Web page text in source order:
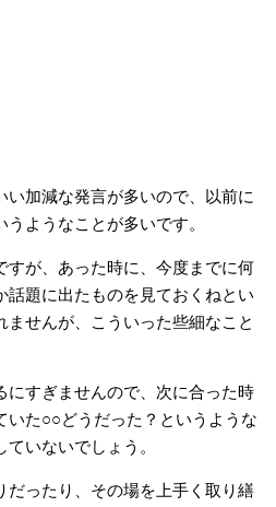
い加減な発言が多いので、以前に
ようなことが多いです。
すが、あった時に、今度までに何
話題に出たものを見ておくねとい
ませんが、こういった些細なこと
にすぎませんので、次に合った時
いた○○どうだった？というような
いないでしょう。
だったり、その場を上手く取り繕